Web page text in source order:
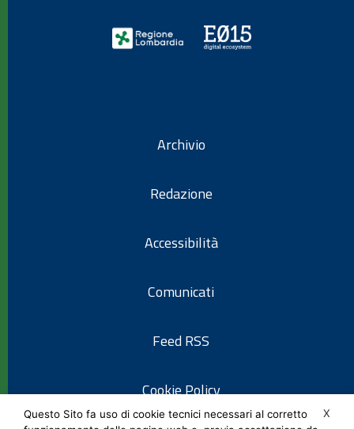
Archivio
Redazione
Accessibilità
Comunicati
Feed RSS
Cookie Policy
X
Questo Sito fa uso di cookie tecnici necessari al corretto